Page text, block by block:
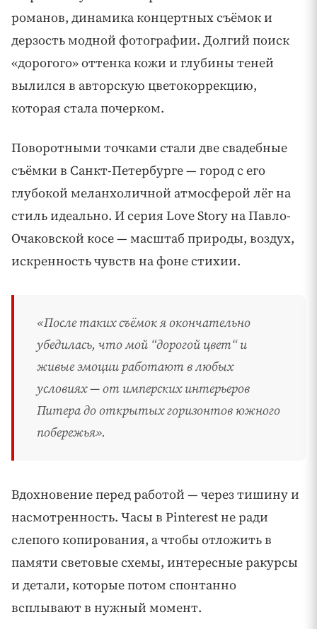
романов, динамика концертных съёмок и
дерзость модной фотографии. Долгий поиск
«дорогого» оттенка кожи и глубины теней
вылился в авторскую цветокоррекцию,
которая стала почерком.
Поворотными точками стали две свадебные
съёмки в Санкт-Петербурге — город с его
глубокой меланхоличной атмосферой лёг на
стиль идеально. И серия Love Story на Павло-
Очаковской косе — масштаб природы, воздух,
искренность чувств на фоне стихии.
«После таких съёмок я окончательно
убедилась, что мой “дорогой цвет“ и
живые эмоции работают в любых
условиях — от имперских интерьеров
Питера до открытых горизонтов южного
побережья».
Вдохновение перед работой — через тишину и
насмотренность. Часы в Pinterest не ради
слепого копирования, а чтобы отложить в
памяти световые схемы, интересные ракурсы
и детали, которые потом спонтанно
всплывают в нужный момент.